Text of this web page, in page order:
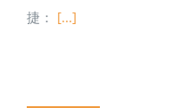
捷： [...]